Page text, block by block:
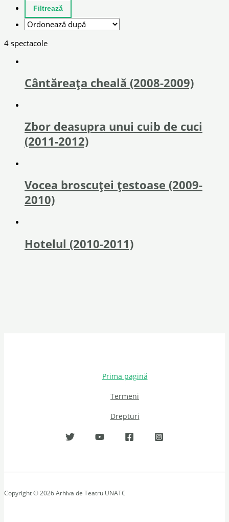
4 spectacole
Cântăreața cheală (2008-2009)
Zbor deasupra unui cuib de cuci
(2011-2012)
Vocea broscuței țestoase (2009-
2010)
Hotelul (2010-2011)
Prima pagină
Termeni
Drepturi
Copyright © 2026 Arhiva de Teatru UNATC